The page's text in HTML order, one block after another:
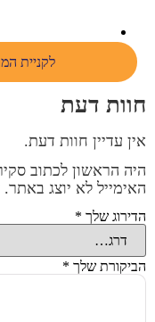
לקניית
חוות דעת
אין עדיין חוות דעת.
היה הראשון לכתוב
האימייל לא יוצג באתר.
הדירוג שלך *
הביקורת שלך *